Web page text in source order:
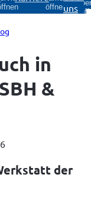
öffnenuns
in
&
der